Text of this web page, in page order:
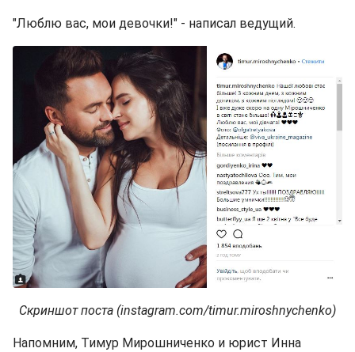
"Люблю вас, мои девочки!" - написал ведущий.
Скриншот поста (instagram.com/timur.miroshnychenko)
Напомним, Тимур Мирошниченко и юрист Инна